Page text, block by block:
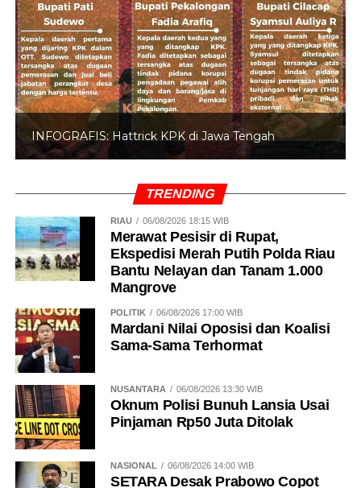
INFOGRAFIS: Hattrick KPK di Jawa Tengah
TRENDING
RIAU 06/08/2026 18:15 WIB
Merawat Pesisir di Rupat,
Ekspedisi Merah Putih Polda Riau
Bantu Nelayan dan Tanam 1.000
Mangrove
POLITIK 06/08/2026 17:00 WIB
Mardani Nilai Oposisi dan Koalisi
Sama-Sama Terhormat
NUSANTARA 06/08/2026 13:30 WIB
Oknum Polisi Bunuh Lansia Usai
Pinjaman Rp50 Juta Ditolak
NASIONAL 06/08/2026 14:00 WIB
SETARA Desak Prabowo Copot